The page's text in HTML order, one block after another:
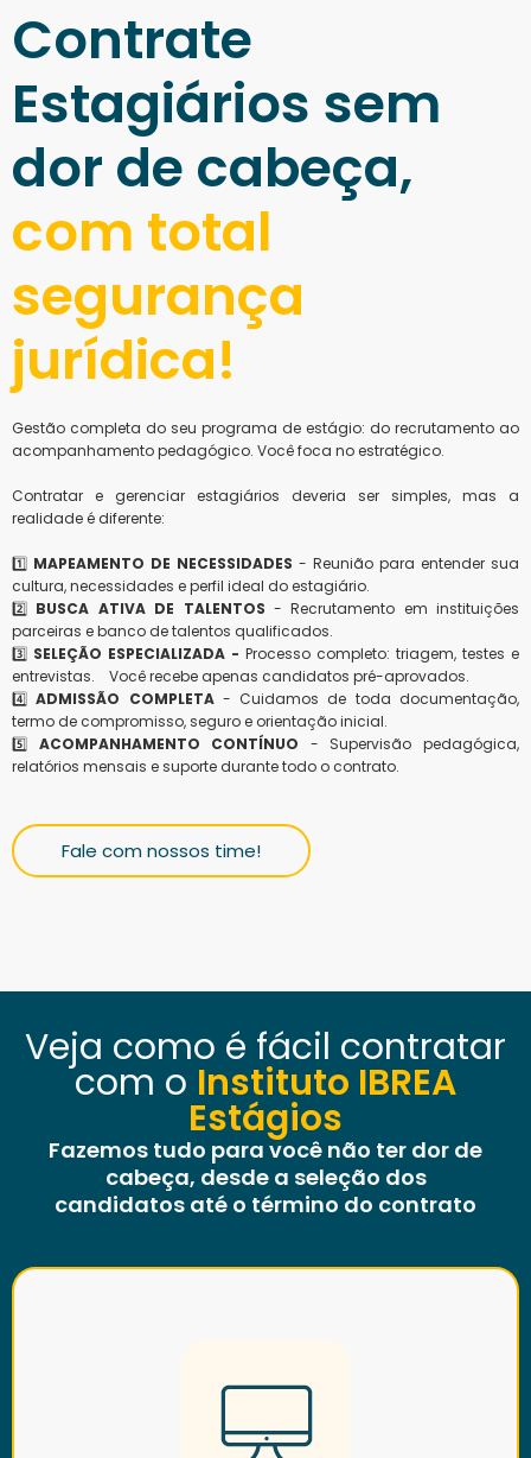
Contrate
Estagiários sem
dor de cabeça,
com total
segurança
jurídica!
Gestão completa do seu programa de estágio: do recrutamento ao
acompanhamento pedagógico. Você foca no estratégico.
Contratar e gerenciar estagiários deveria ser simples, mas a
realidade é diferente:
1️⃣ MAPEAMENTO DE NECESSIDADES - Reunião para entender sua
cultura, necessidades e perfil ideal do estagiário.
2️⃣ BUSCA ATIVA DE TALENTOS - Recrutamento em instituições
parceiras e banco de talentos qualificados.
3️⃣ SELEÇÃO ESPECIALIZADA - Processo completo: triagem, testes e
entrevistas. Você recebe apenas candidatos pré-aprovados.
4️⃣ADMISSÃO COMPLETA- Cuidamos de toda documentação,
termo de compromisso, seguro e orientação inicial.
5️⃣ ACOMPANHAMENTO CONTÍNUO - Supervisão pedagógica,
relatórios mensais e suporte durante todo o contrato.
Fale com nossos time!
Veja como é fácil contratar
com o Instituto IBREA
Estágios
Fazemos tudo para você não ter dor de
cabeça, desde a seleção dos
candidatos até o término do contrato